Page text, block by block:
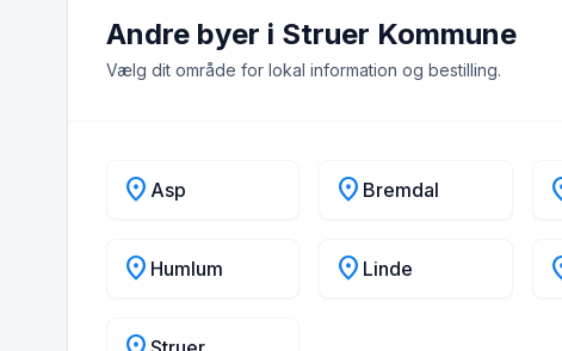
Andre byer i Struer Kommune
Vælg dit område for lokal information og bestilling.
location_on Asp location_on Bremdal
location_on Humlum location_on Linde